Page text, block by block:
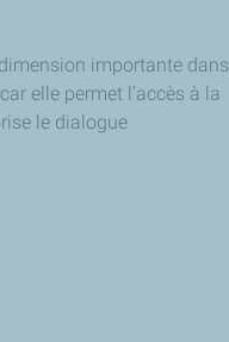
importante dans
elle permet l’accès à la
le dialogue